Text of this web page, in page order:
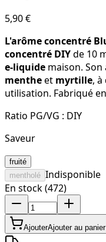
5,90 €
L'arôme concentré
concentré DIYde 10
e-liquide maison.
mentheet myrtille,
utilisation. Fabriqué
Ratio PG/VG : DIY
Saveur
fruité
mentholé Indisponible
En stock (472)
AjouterAjouter au panier